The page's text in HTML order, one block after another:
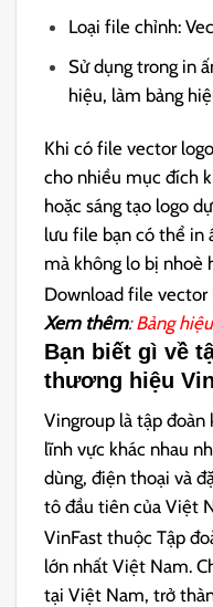
Loại file chỉnh:
Sử dụng trong in
hiệu, làm bảng
Khi có file vector
cho nhiều mục đích
hoặc sáng tạo logo
lưu file bạn có thể in
mà không lo bị nhoè
Download file
Xem thêm:Bảng
Bạn biết gì về
thương hiệu
Vingroup là tập đoàn
lĩnh vực khác nhau
dùng, điện thoại và
tô đầu tiên của Việt
VinFast thuộc Tập
lớn nhất Việt Nam.
tại Việt Nam, trở